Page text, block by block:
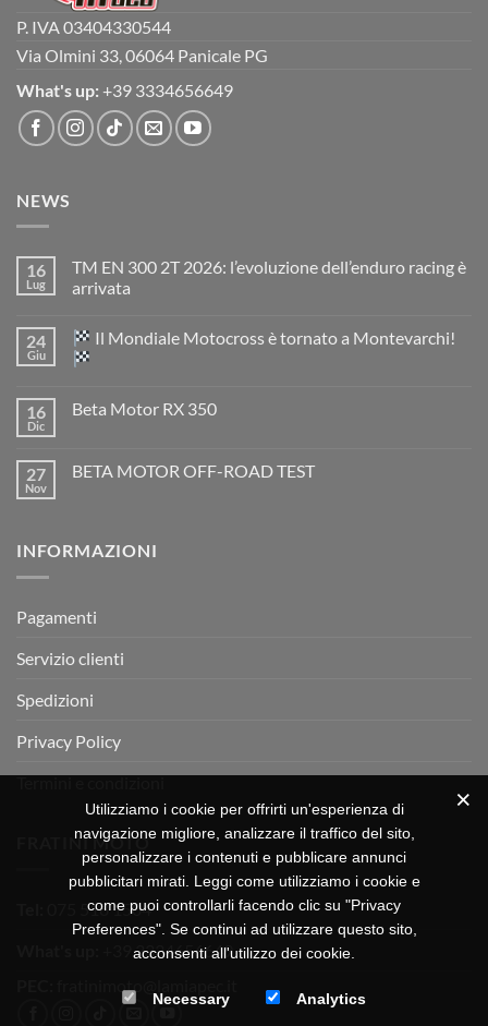
P. IVA 03404330544
Via Olmini 33, 06064 Panicale PG
What's up: +39 3334656649
NEWS
16
Lug
TM EN 300 2T 2026: l’evoluzione dell’enduro racing è
arrivata
su
TM
EN
2026:
è
arrivata
24
Giu
Il Mondiale Motocross è tornato a Montevarchi!
su
Motocross
è
16
Dic
Beta Motor RX 350
Beta
27
Nov
BETA MOTOR OFF-ROAD TEST
MOTOR
INFORMAZIONI
Pagamenti
Servizio clienti
Spedizioni
Privacy Policy
Termini e condizioni
FRATINI MOTO
075 518 1504
+39 3334656649
Utilizziamo i cookie per offrirti un'esperienza di
navigazione migliore, analizzare il traffico del sito,
personalizzare i contenuti e pubblicare annunci
pubblicitari mirati. Leggi come utilizziamo i cookie e
come puoi controllarli facendo clic su "Privacy
Preferences". Se continui ad utilizzare questo sito,
acconsenti all'utilizzo dei cookie.
Necessary Analytics